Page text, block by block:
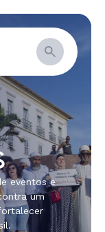
eventos e
um